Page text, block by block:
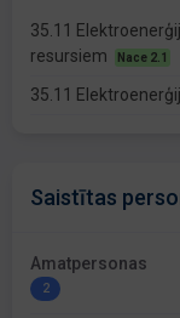
35.11
resursiem
Nace 2.1
35.11
Saistītas
Amatpersonas
2